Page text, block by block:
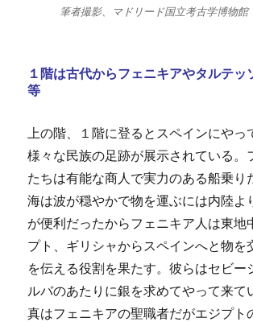
筆者撮影、マドリード国立考古学博物館
１階は古代からフェニキアやタルテッ
等
上の階、１階に登るとスペインにやっ
様々な民族の足跡が展示されている。
たちは有能な商人で実力のある船乗り
海は波が穏やかで物を運ぶには内陸よ
が便利だったからフェニキア人は東地
プト、ギリシャからスペインへと物を
を伝える役割を果たす。彼らはセビー
ルバのあたりに銀を求めてやって来て
真はフェニキアの聖職者だがエジプト